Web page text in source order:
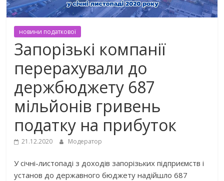
новини податкової
Запорізькі компанії
перерахували до
держбюджету 687
мільйонів гривень
податку на прибуток
21.12.2020 Модератор
У січні-листопаді з доходів запорізьких підприємств і
установ до державного бюджету надійшло 687